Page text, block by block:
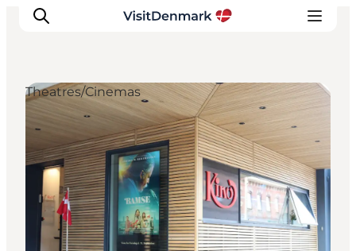
Ispirazioni
Dove andare
Cosa fare
Dove dormire
Pianifica il viaggio
Theatres/Cinemas